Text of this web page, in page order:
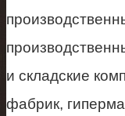
и складские
фабрик,